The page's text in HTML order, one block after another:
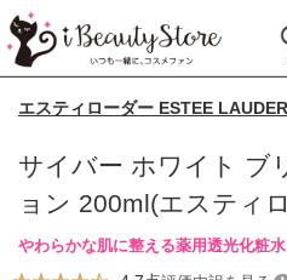
エスティローダー ESTEE LAUDER
サイバー ホワイト ブ
ョン 200ml(エスティ
やわらかな肌に整える薬用透光化粧水